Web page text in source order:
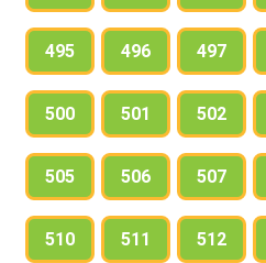
495 496 497
500 501 502
505 506 507
510 511 512